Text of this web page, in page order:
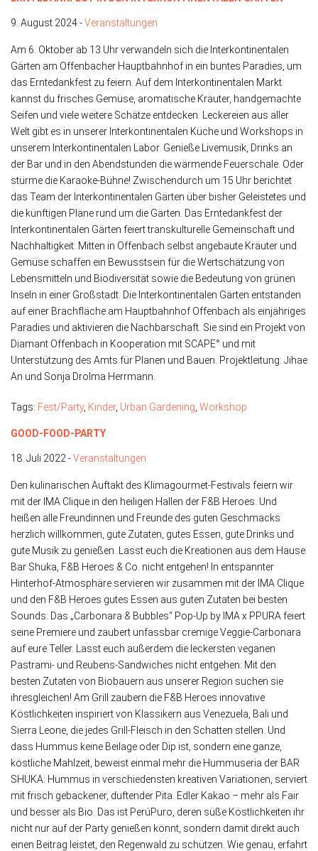
9. August 2024 -Veranstaltungen
Am 6. Oktober ab 13 Uhr verwandeln sich die Interkontinentalen
Gärten am Offenbacher Hauptbahnhof in ein buntes Paradies, um
das Erntedankfest zu feiern. Auf dem Interkontinentalen Markt
kannst du frisches Gemüse, aromatische Kräuter, handgemachte
Seifen und viele weitere Schätze entdecken. Leckereien aus aller
Welt gibt es in unserer Interkontinentalen Küche und Workshops in
unserem Interkontinentalen Labor. Genieße Livemusik, Drinks an
der Bar und in den Abendstunden die wärmende Feuerschale. Oder
stürme die Karaoke-Bühne! Zwischendurch um 15 Uhr berichtet
das Team der Interkontinentalen Gärten über bisher Geleistetes und
die künftigen Pläne rund um die Gärten. Das Erntedankfest der
Interkontinentalen Gärten feiert transkulturelle Gemeinschaft und
Nachhaltigkeit: Mitten in Offenbach selbst angebaute Kräuter und
Gemüse schaffen ein Bewusstsein für die Wertschätzung von
Lebensmitteln und Biodiversität sowie die Bedeutung von grünen
Inseln in einer Großstadt. Die Interkontinentalen Gärten entstanden
auf einer Brachfläche am Hauptbahnhof Offenbach als einjähriges
Paradies und aktivieren die Nachbarschaft. Sie sind ein Projekt von
Diamant Offenbach in Kooperation mit SCAPE° und mit
Unterstützung des Amts für Planen und Bauen. Projektleitung: Jihae
An und Sonja Drolma Herrmann.
Tags: Fest/Party, Kinder, Urban Gardening Workshop
GOOD-FOOD-PARTY
18. Juli 2022 -Veranstaltungen
Den kulinarischen Auftakt des Klimagourmet-Festivals feiern wir
mit der IMA Clique in den heiligen Hallen der F&B Heroes. Und
heißen alle Freundinnen und Freunde des guten Geschmacks
herzlich willkommen, gute Zutaten, gutes Essen, gute Drinks und
gute Musik zu genießen. Lasst euch die Kreationen aus dem Hause
Bar Shuka, F&B Heroes & Co. nicht entgehen! In entspannter
Hinterhof-Atmosphäre servieren wir zusammen mit der IMA Clique
und den F&B Heroes gutes Essen aus guten Zutaten bei besten
Sounds: Das „Carbonara & Bubbles“ Pop-Up by IMA x PPURA feiert
seine Premiere und zaubert unfassbar cremige Veggie-Carbonara
auf eure Teller. Lasst euch außerdem die leckersten veganen
Pastrami- und Reubens-Sandwiches nicht entgehen: Mit den
besten Zutaten von Biobauern aus unserer Region suchen sie
ihresgleichen! Am Grill zaubern die F&B Heroes innovative
Köstlichkeiten inspiriert von Klassikern aus Venezuela, Bali und
Sierra Leone, die jedes Grill-Fleisch in den Schatten stellen. Und
dass Hummus keine Beilage oder Dip ist, sondern eine ganze,
köstliche Mahlzeit, beweist einmal mehr die Hummuseria der BAR
SHUKA: Hummus in verschiedensten kreativen Variationen, serviert
mit frisch gebackener, duftender Pita. Edler Kakao – mehr als Fair
und besser als Bio. Das ist PerúPuro, deren süße Köstlichkeiten ihr
nicht nur auf der Party genießen könnt, sondern damit direkt auch
einen Beitrag leistet, den Regenwald zu schützen. Wie genau, erfahrt